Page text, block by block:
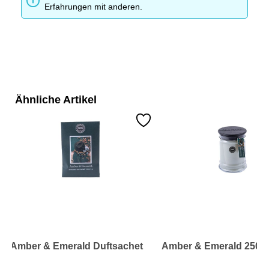
Erfahrungen mit anderen.
Ähnliche Artikel
Amber & Emerald Duftsachet Amber & Emerald 250g